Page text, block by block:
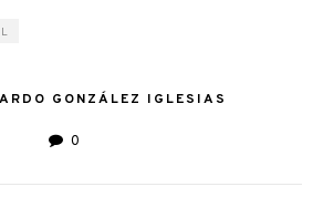
GONZÁLEZ IGLESIAS
0